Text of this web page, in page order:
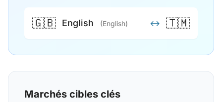
🇬🇧 English (English) ↔ 🇹🇲
Marchés cibles clés